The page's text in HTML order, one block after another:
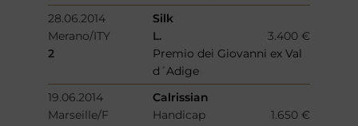
28.06.2014
Silk
Merano/ITY
L.
3.400 €
2
Premio dei Giovanni ex Val
d´Adige
19.06.2014
Calrissian
Marseille/F
Handicap
1.650 €